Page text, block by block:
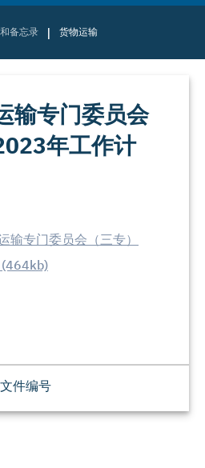
备忘录 | 货物运输
输专门委员会
年工作计
输专门委员会（三专）
文件编号